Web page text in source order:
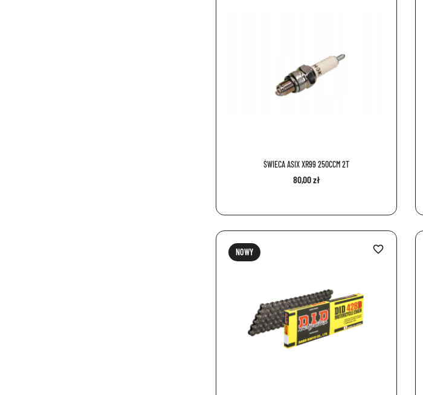
ŚWIECA ASIX XR99 250CCM 2T
80,00 zł
NOWY favorite_border